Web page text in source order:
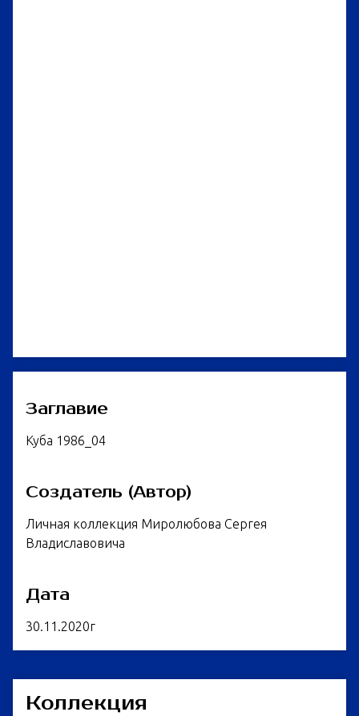
Заглавие
Куба 1986_04
Создатель (Автор)
Личная коллекция Миролюбова Сергея
Владиславовича
Дата
30.11.2020г
Коллекция